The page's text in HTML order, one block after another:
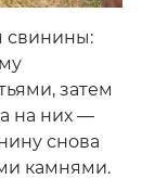
свинины:
затем
на них —
снова
камнями.